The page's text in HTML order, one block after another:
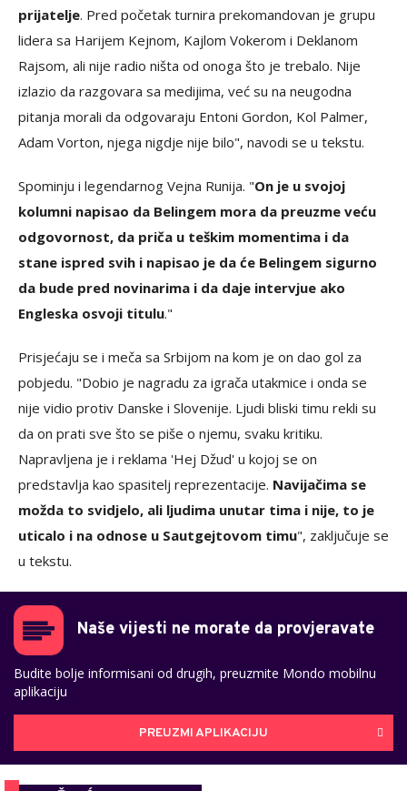
prijatelje. Pred početak turnira prekomandovan je grupu
lidera sa Harijem Kejnom, Kajlom Vokerom i Deklanom
Rajsom, ali nije radio ništa od onoga što je trebalo. Nije
izlazio da razgovara sa medijima, već su na neugodna
pitanja morali da odgovaraju Entoni Gordon, Kol Palmer,
Adam Vorton, njega nigdje nije bilo", navodi se u tekstu.
Spominju i legendarnog Vejna Runija. "On je u svojoj
kolumni napisao da Belingem mora da preuzme veću
odgovornost, da priča u teškim momentima i da
stane ispred svih i napisao je da će Belingem sigurno
da bude pred novinarima i da daje intervjue ako
Engleska osvoji titulu."
Prisjećaju se i meča sa Srbijom na kom je on dao gol za
pobjedu. "Dobio je nagradu za igrača utakmice i onda se
nije vidio protiv Danske i Slovenije. Ljudi bliski timu rekli su
da on prati sve što se piše o njemu, svaku kritiku.
Napravljena je i reklama 'Hej Džud' u kojoj se on
predstavlja kao spasitelj reprezentacije. Navijačima se
možda to svidjelo, ali ljudima unutar tima i nije, to je
uticalo i na odnose u Sautgejtovom timu", zaključuje se
u tekstu.
Naše vijesti ne morate da provjeravate
Budite bolje informisani od drugih, preuzmite Mondo mobilnu
aplikaciju
PREUZMI APLIKACIJU